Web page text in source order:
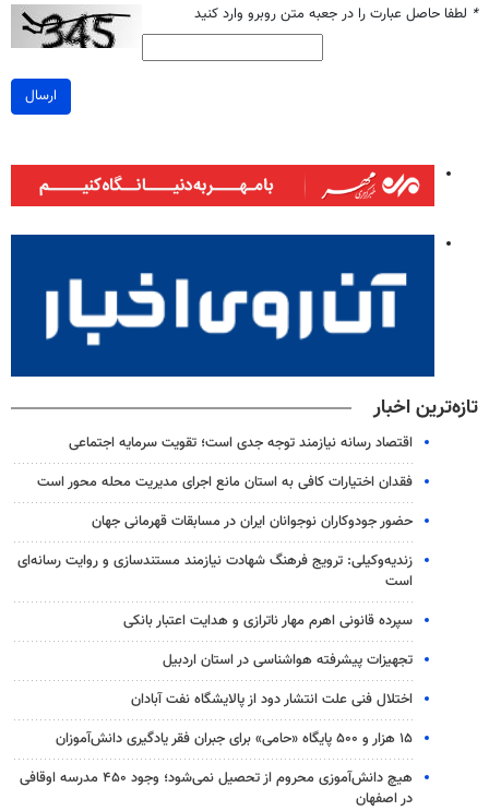
* لطفا حاصل عبارت را در جعبه متن روبرو وارد کنید
ارسال
تازه‌ترین اخبار
اقتصاد رسانه نیازمند توجه جدی است؛ تقویت سرمایه اجتماعی
فقدان اختیارات کافی به استان مانع اجرای مدیریت محله محور است
حضور جودوکاران نوجوانان ایران در مسابقات قهرمانی جهان
زندیه‌وکیلی: ترویج فرهنگ شهادت نیازمند مستندسازی و روایت رسانه‌ای
است
سپرده قانونی اهرم مهار ناترازی و هدایت اعتبار بانکی
تجهیزات پیشرفته هواشناسی در استان اردبیل
اختلال فنی علت انتشار دود از پالایشگاه نفت آبادان
۱۵ هزار و ۵۰۰ پایگاه «حامی» برای جبران فقر یادگیری دانش‌آموزان
هیچ دانش‌آموزی محروم از تحصیل نمی‌شود؛ وجود ۴۵۰ مدرسه اوقافی
در اصفهان